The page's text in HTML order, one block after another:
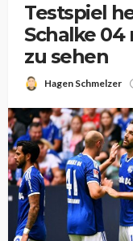
Testspiel
Schalke
zu sehen
Hagen Schmelzer